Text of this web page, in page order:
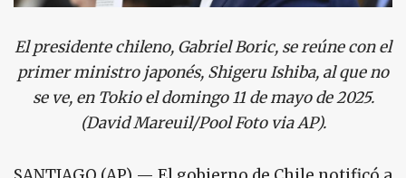
El presidente chileno, Gabriel Boric, se reúne con el
primer ministro japonés, Shigeru Ishiba, al que no
se ve, en Tokio el domingo 11 de mayo de 2025.
(David Mareuil/Pool Foto via AP).